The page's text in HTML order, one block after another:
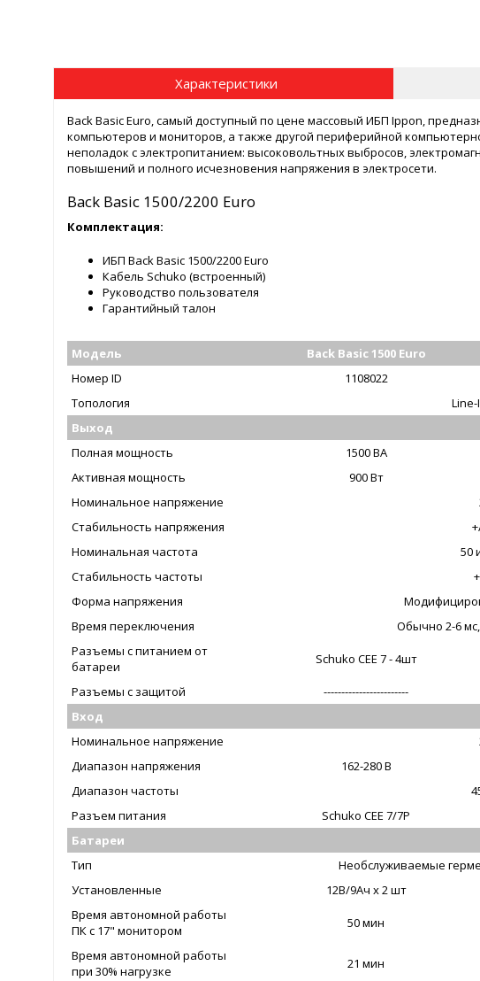
Характеристики
Back Basic Euro, самый доступный по цене массовый ИБП Ippon,
компьютеров и мониторов, а также другой периферийной
неполадок с электропитанием: высоковольтных выбросов,
повышений и полного исчезновения напряжения в электросети.
Back Basic 1500/2200 Euro
Комплектация:
ИБП Back Basic 1500/2200 Euro
Кабель Schuko (встроенный)
Руководство пользователя
Гарантийный талон
Модель Back Basic 1500 Euro
Номер ID
1108022
Топология
Выход
Полная мощность
1500 ВА
Активная мощность
900 Вт
Номинальное напряжение
Стабильность напряжения
Номинальная частота
50
Стабильность частоты
Форма напряжения
Время переключения
Обычно 2-6
Разъемы с питанием от
батареи
Schuko CEE 7 - 4шт
Разъемы с защитой ------------------------
Вход
Номинальное напряжение
Диапазон напряжения
162-280 В
Диапазон частоты
Разъем питания
Schuko CEE 7/7P
Батареи
Тип
Необслуживаемые
Установленные
12В/9Ач х 2 шт
Время автономной работы
ПК с 17" монитором
50 мин
Время автономной работы
при 30% нагрузке
21 мин